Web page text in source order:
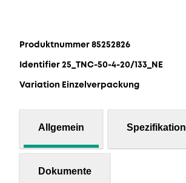
Produktnummer 85252826
Identifier 25_TNC-50-4-20/133_NE
Variation Einzelverpackung
Allgemein Spezifikation
Dokumente